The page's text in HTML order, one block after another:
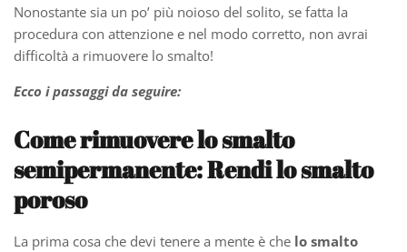
Nonostante sia un po’ più noioso del solito, se fatta la
procedura con attenzione e nel modo corretto, non avrai
difficoltà a rimuovere lo smalto!
Ecco i passaggi da seguire:
Come rimuovere lo smalto
semipermanente:Rendi lo smalto
poroso
La prima cosa che devi tenere a mente è che lo smalto